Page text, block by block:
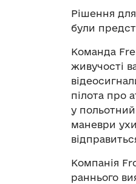
Рішення
були
Команда
живучості
пілота про
у
маневри
Компанія
раннього